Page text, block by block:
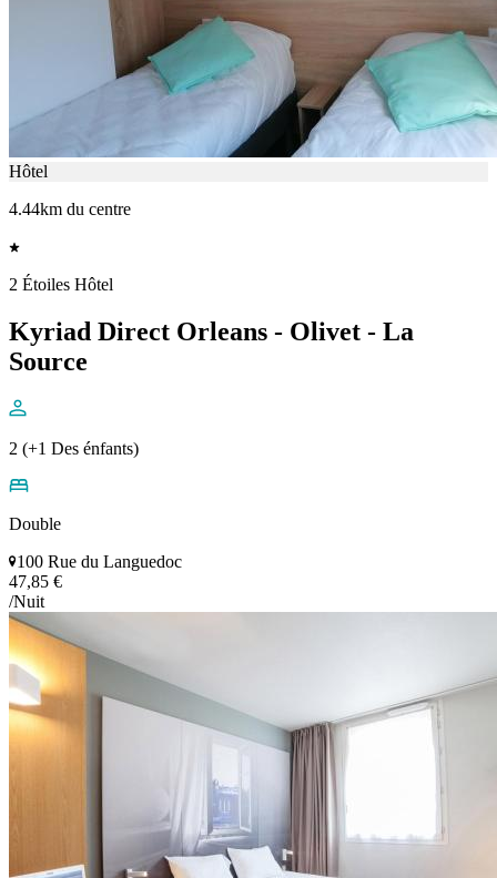
Hôtel
4.44km du centre
2 Étoiles Hôtel
Kyriad Direct Orleans - Olivet - La
Source
2 (+1 Des énfants)
Double
100 Rue du Languedoc
47,85 €
/Nuit